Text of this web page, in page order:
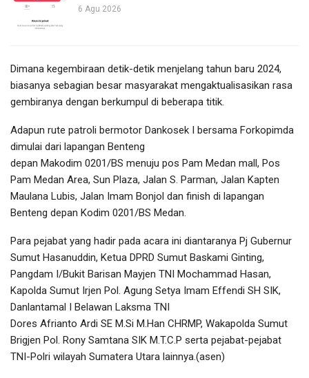
6 Agu 2026
Dimana kegembiraan detik-detik menjelang tahun baru 2024,
biasanya sebagian besar masyarakat mengaktualisasikan rasa
gembiranya dengan berkumpul di beberapa titik.
Adapun rute patroli bermotor Dankosek I bersama Forkopimda
dimulai dari lapangan Benteng
depan Makodim 0201/BS menuju pos Pam Medan mall, Pos
Pam Medan Area, Sun Plaza, Jalan S. Parman, Jalan Kapten
Maulana Lubis, Jalan Imam Bonjol dan finish di lapangan
Benteng depan Kodim 0201/BS Medan.
Para pejabat yang hadir pada acara ini diantaranya Pj Gubernur
Sumut Hasanuddin, Ketua DPRD Sumut Baskami Ginting,
Pangdam I/Bukit Barisan Mayjen TNI Mochammad Hasan,
Kapolda Sumut Irjen Pol. Agung Setya Imam Effendi SH SIK,
Danlantamal I Belawan Laksma TNI
Dores Afrianto Ardi SE M.Si M.Han CHRMP, Wakapolda Sumut
Brigjen Pol. Rony Samtana SIK M.T.C.P serta pejabat-pejabat
TNI-Polri wilayah Sumatera Utara lainnya.(asen)